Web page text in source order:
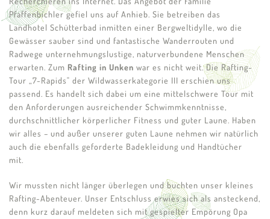
Pfaffenbichler gefiel uns auf Anhieb. Sie betreiben das
Landhotel Schütterbad inmitten einer Bergweltidylle, wo die
Gewässer sauber sind und fantastische Wanderrouten und
Radwege unternehmungslustige, naturverbundene Menschen
erwarten. Zum Rafting in Unken war es nicht weit. Die Rafting-
Tour „7-Rapids" der Wildwasserkategorie III erschien uns
passend. Es handelt sich dabei um eine mittelschwere Tour mit
den Anforderungen ausreichender Schwimmkenntnisse,
durchschnittlicher körperlicher Fitness und guter Laune. Haben
wir alles – und außer unserer guten Laune nehmen wir natürlich
auch die ebenfalls geforderte Badekleidung und Handtücher
mit.
Wir mussten nicht länger überlegen und buchten unser kleines
Rafting-Abenteuer. Unser Entschluss erwies sich als ansteckend,
denn kurz darauf meldeten sich mit gespielter Empörung Opa